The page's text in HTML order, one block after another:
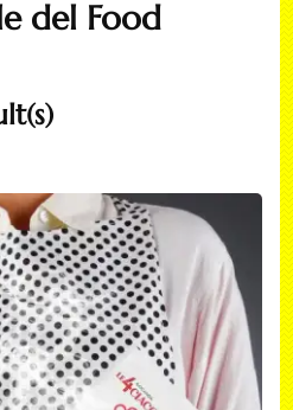
del Food